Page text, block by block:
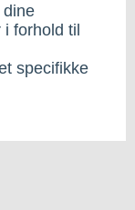
i forhold til
specifikke